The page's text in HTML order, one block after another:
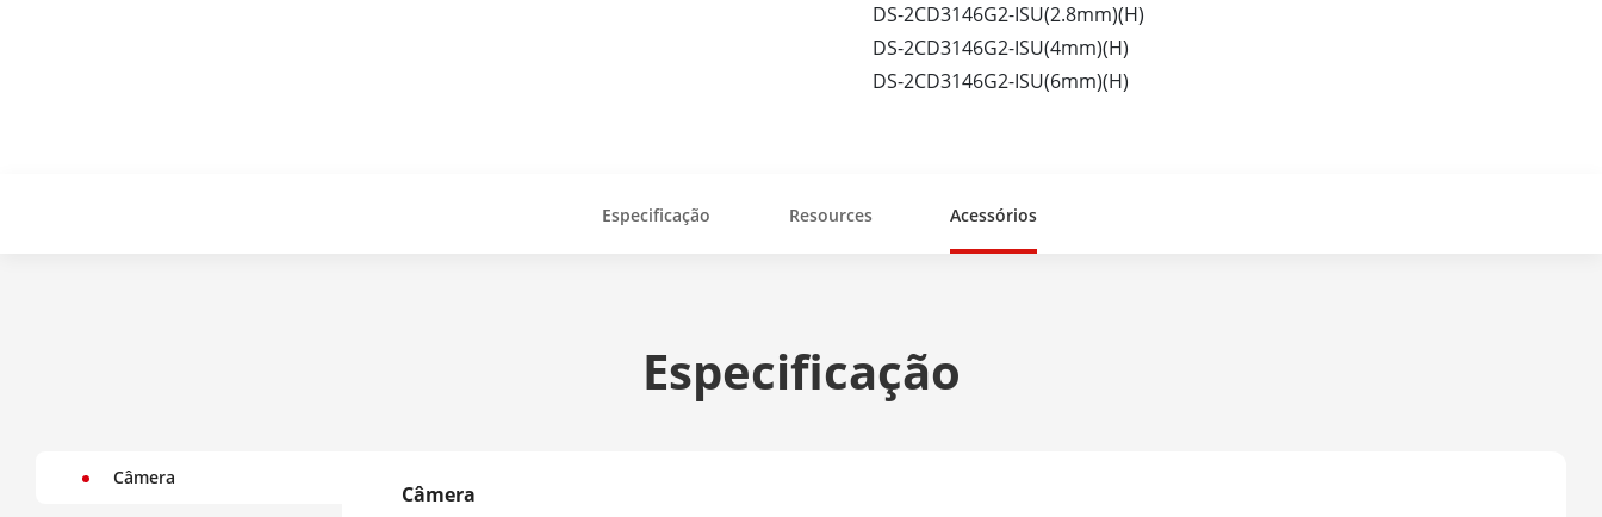
DS-2CD3146G2-ISU(2.8mm)(H)
DS-2CD3146G2-ISU(4mm)(H)
DS-2CD3146G2-ISU(6mm)(H)
Especificação Resources Acessórios
Especificação
Câmera
Câmera